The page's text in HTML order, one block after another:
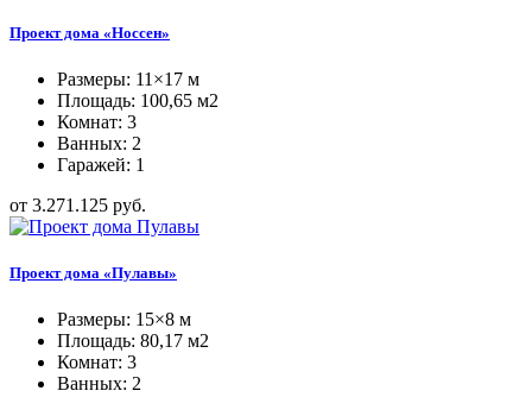
Проект дома «Носсен»
Размеры: 11×17 м
Площадь: 100,65 м2
Комнат: 3
Ванных: 2
Гаражей: 1
от 3.271.125 руб.
Проект дома «Пулавы»
Размеры: 15×8 м
Площадь: 80,17 м2
Комнат: 3
Ванных: 2